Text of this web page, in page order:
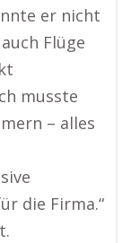
er nicht
Flüge
musste
– alles
die Firma.“